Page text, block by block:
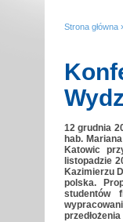
Strona główna ›
12 grudnia
hab.
Katowic
listopadzie
Kazimierzu
polska.
studentów